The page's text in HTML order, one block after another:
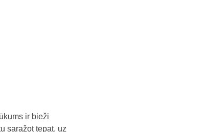
ir bieži
saražot tepat, uz